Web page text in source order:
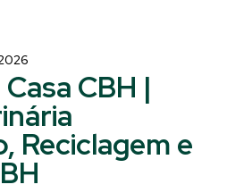
CBH |
Reciclagem e